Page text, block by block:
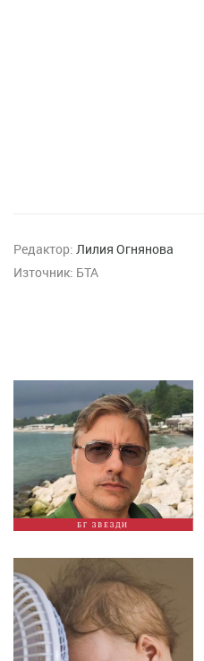
Редактор: Лилия Огнянова
Източник: БТА
БГ ЗВЕЗДИ